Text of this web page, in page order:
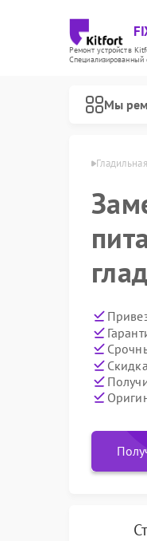
Ремонт устройств
Специализированный
Мы